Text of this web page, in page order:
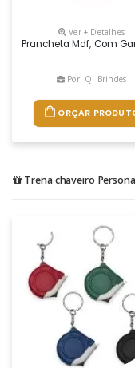
Ver + Detalhes
Prancheta Mdf, Com
Por: Qi Brindes
ORÇAR
Trena chaveiro